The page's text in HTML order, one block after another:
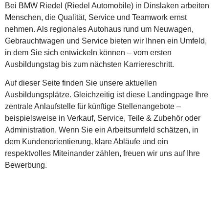
Bei BMW Riedel (Riedel Automobile) in Dinslaken arbeiten
Menschen, die Qualität, Service und Teamwork ernst
nehmen. Als regionales Autohaus rund um Neuwagen,
Gebrauchtwagen und Service bieten wir Ihnen ein Umfeld,
in dem Sie sich entwickeln können – vom ersten
Ausbildungstag bis zum nächsten Karriereschritt.
Auf dieser Seite finden Sie unsere aktuellen
Ausbildungsplätze. Gleichzeitig ist diese Landingpage Ihre
zentrale Anlaufstelle für künftige Stellenangebote –
beispielsweise in Verkauf, Service, Teile & Zubehör oder
Administration. Wenn Sie ein Arbeitsumfeld schätzen, in
dem Kundenorientierung, klare Abläufe und ein
respektvolles Miteinander zählen, freuen wir uns auf Ihre
Bewerbung.